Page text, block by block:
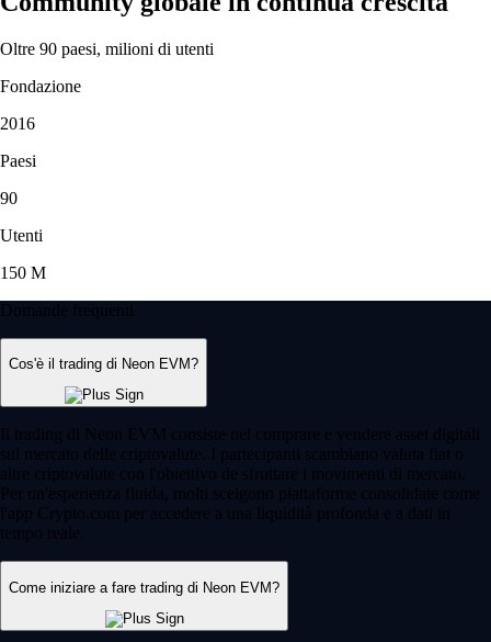
Oltre 90 paesi, milioni di utenti
Fondazione
2016
Paesi
90
Utenti
150 M
Domande frequenti
Cos'è il trading di Neon EVM?
Il trading di Neon EVM consiste nel comprare e vendere asset digitali
sul mercato delle criptovalute. I partecipanti scambiano valuta fiat o
altre criptovalute con l'obiettivo de sfruttare i movimenti di mercato.
Per un'esperienza fluida, molti scelgono piattaforme consolidate come
l'app Crypto.com per accedere a una liquidità profonda e a dati in
tempo reale.
Come iniziare a fare trading di Neon EVM?